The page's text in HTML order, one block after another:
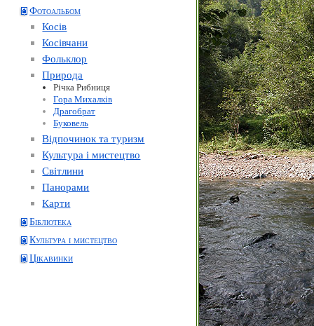
Фотоальбом
Косів
Косівчани
Фольклор
Природа
Річка Рибниця
Гора Михалків
Драгобрат
Буковель
Відпочинок та туризм
Культура і мистецтво
Світлини
Панорами
Карти
Бібліотека
Культура і мистецтво
Цікавинки